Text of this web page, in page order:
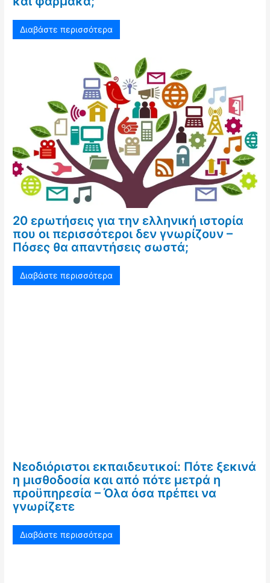
Διαβάστε περισσότερα
20 ερωτήσεις για την ελληνική ιστορία
που οι περισσότεροι δεν γνωρίζουν –
Πόσες θα απαντήσεις σωστά;
Διαβάστε περισσότερα
Νεοδιόριστοι εκπαιδευτικοί: Πότε ξεκινά
η μισθοδοσία και από πότε μετρά η
προϋπηρεσία – Όλα όσα πρέπει να
γνωρίζετε
Διαβάστε περισσότερα